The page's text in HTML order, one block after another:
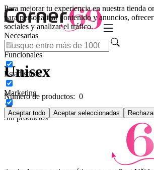
Para mejorar tu experiencia en nuestra tienda
para personalizar contenido y anuncios,
sociales y analizar el tráfico.
Necesarias
Funcionales
Estadísticas
Marketing
Aceptar todo Aceptar seleccionadas
Unisex
Número de productos: 0
Sin productos